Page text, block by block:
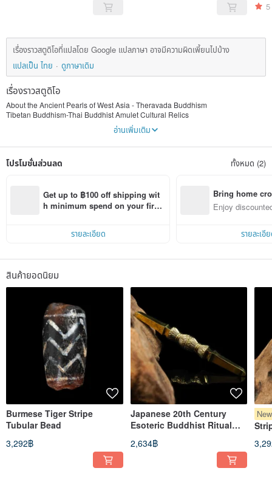
5
เรื่องราวสตูดิโอที่แปลโดย Google แปลภาษา อาจมีความผิดเพี้ยนไปบ้าง
แปลเป็น ไทย
ดูภาษาเดิม
เรื่องราวสตูดิโอ
About the Ancient Pearls of West Asia - Theravada Buddhism
Tibetan Buddhism-Thai Buddhist Amulet Cultural Relics
Introduction to the collection and promotion of Vajrayana cultural relics.
Product photos may have slight color differences from the actual product due to
อ่านเพิ่มเติม
โปรโมชั่นส่วนลด ทั้งหมด (2)
Get up to ฿100 off shipping wit
h minimum spend on your first
รายละเอียด
Bring home
n with ease
Enjoy
รายละเอี
สินค้ายอดนิยม
Burmese Tiger Stripe
Tubular Bead
3,292฿
Japanese 20th Century
Esoteric Buddhist Ritual
length)
2,634฿
New